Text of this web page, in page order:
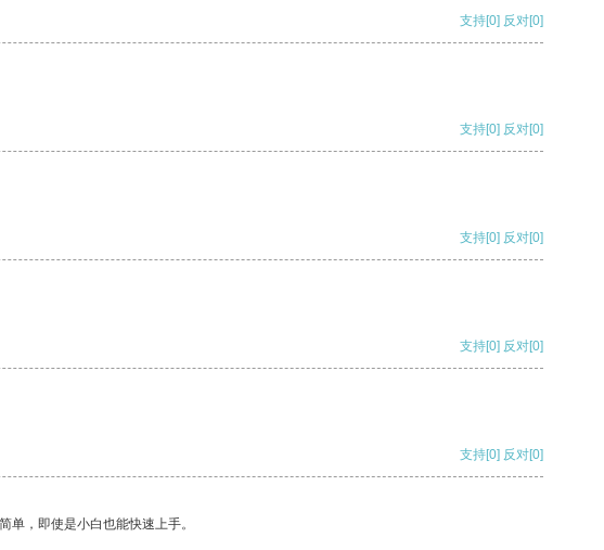
支持[0] 反对[0]
支持[0] 反对[0]
支持[0] 反对[0]
支持[0] 反对[0]
支持[0] 反对[0]
，即使是小白也能快速上手。